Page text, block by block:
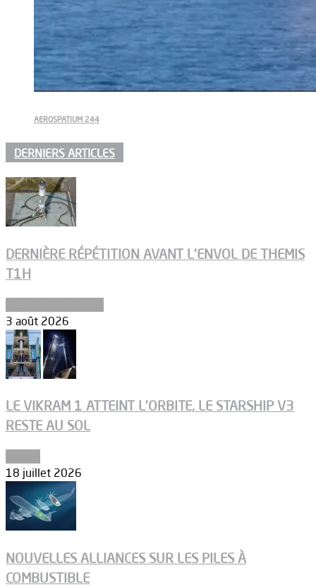
AEROSPATIUM 244
DERNIERS ARTICLES
DERNIÈRE RÉPÉTITION AVANT L’ENVOL DE THEMIS
T1H
3 août 2026
LE VIKRAM 1 ATTEINT L’ORBITE, LE STARSHIP V3
RESTE AU SOL
18 juillet 2026
NOUVELLES ALLIANCES SUR LES PILES À
COMBUSTIBLE